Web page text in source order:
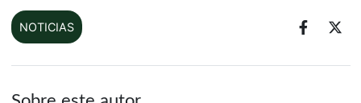
NOTICIAS